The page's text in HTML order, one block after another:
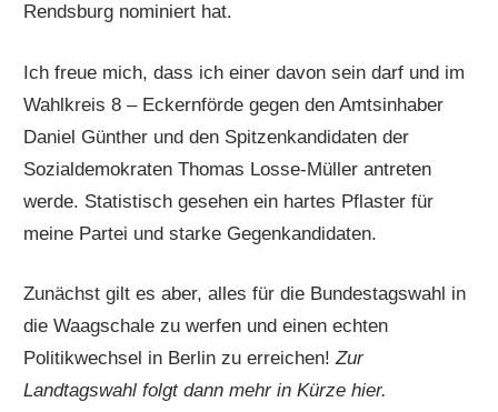
Rendsburg nominiert hat.
Ich freue mich, dass ich einer davon sein darf und im
Wahlkreis 8 – Eckernförde gegen den Amtsinhaber
Daniel Günther und den Spitzenkandidaten der
Sozialdemokraten Thomas Losse-Müller antreten
werde. Statistisch gesehen ein hartes Pflaster für
meine Partei und starke Gegenkandidaten.
Zunächst gilt es aber, alles für die Bundestagswahl in
die Waagschale zu werfen und einen echten
Politikwechsel in Berlin zu erreichen!Zur
Landtagswahl folgt dann mehr in Kürze hier.